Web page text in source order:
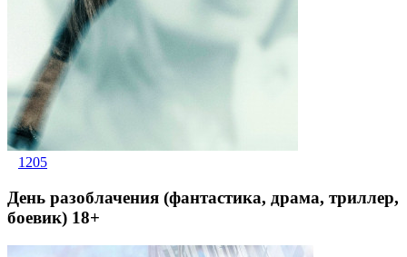
1205
День разоблачения (фантастика, драма, триллер,
боевик) 18+